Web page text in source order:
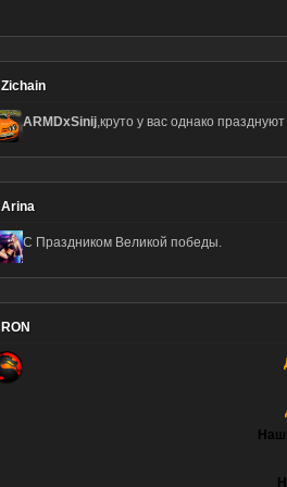
Zichain
ARMDxSinij,круто у вас однако празднуют
Arina
С Праздником Великой победы.
RON